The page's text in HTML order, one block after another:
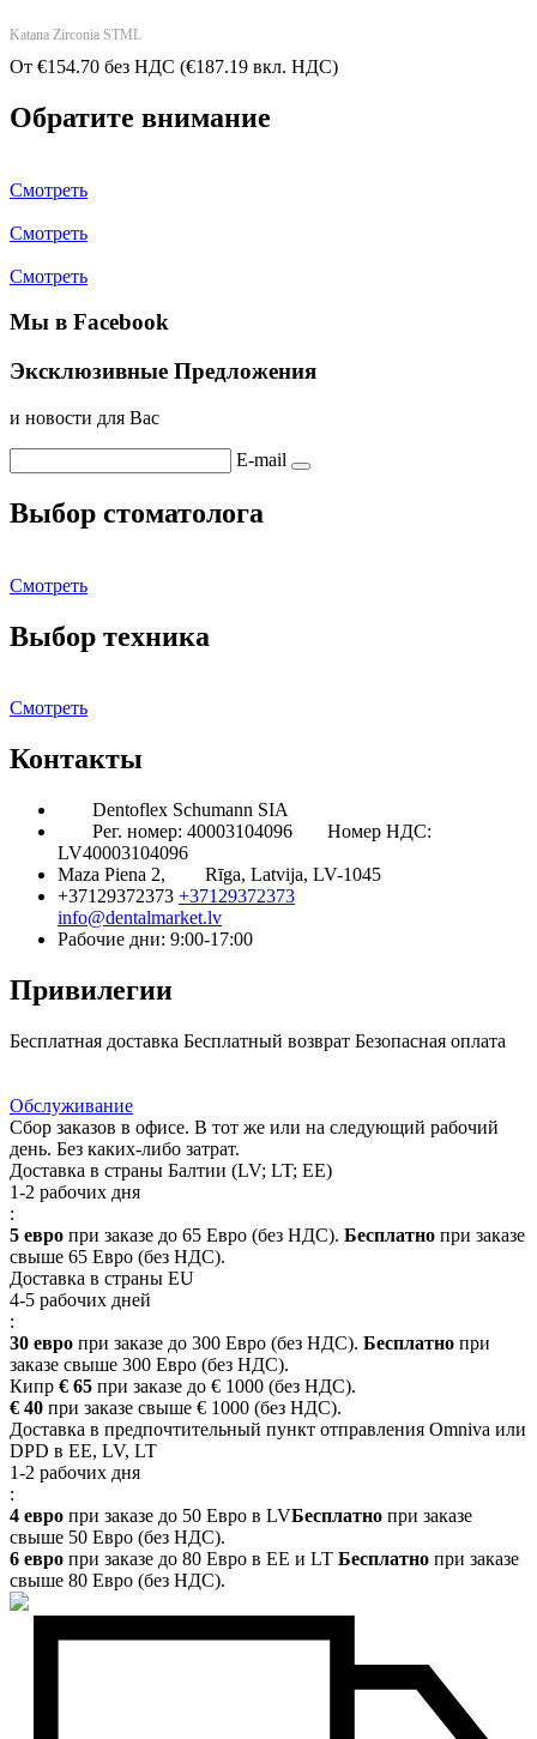
Katana Zirconia STML
От €154.70 без НДС (€187.19 вкл. НДС)
Обратите внимание
Смотреть
Смотреть
Смотреть
Мы в Facebook
Эксклюзивные Предложения
и новости для Вас
E-mail
Выбор стоматолога
Смотреть
Выбор техника
Смотреть
Контакты
Dentoflex Schumann SIA
Рег. номер: 40003104096
Номер НДС:
LV40003104096
Maza Piena 2,
Rīga, Latvija, LV-1045
+37129372373 +37129372373
info@dentalmarket.lv
Рабочие дни: 9:00-17:00
Привилегии
Бесплатная доставка Бесплатный возврат Безопасная оплата
Обслуживание
Сбор заказов в офисе. В тот же или на следующий рабочий
день. Без каких-либо затрат.
Доставка в страны Балтии (LV; LT; EE)
1-2 рабочих дня
:
5 евро при заказе до 65 Евро (без НДС). Бесплатно при заказе
свыше 65 Евро (без НДС).
Доставка в страны EU
4-5 рабочих дней
:
30 евро при заказе до 300 Евро (без НДС). Бесплатно при
заказе свыше 300 Евро (без НДС).
Кипр € 65 при заказе до € 1000 (без НДС).
€ 40 при заказе свыше € 1000 (без НДС).
Доставка в предпочтительный пункт отправления Omniva или
DPD в EE, LV, LT
1-2 рабочих дня
:
4 евро при заказе до 50 Евро в LVБесплатно при заказе
свыше 50 Евро (без НДС).
6 евро при заказе до 80 Евро в EE и LT Бесплатно при заказе
свыше 80 Евро (без НДС).